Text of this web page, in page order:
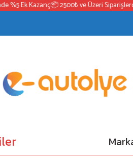
Ek Kazanç📦 2500₺ ve Üzeri Siparişlerde